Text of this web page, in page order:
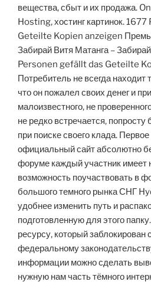
вещества, сбыт и их продажа.
Hosting, хостинг картинок.
Geteilte Kopien anzeigen
Забирай Витя Матанга –
Personen gefällt das Geteilte
Потребитель не всегда находит
что он пожалел своих денег и
малоизвестного, не
не редко встречается,
при поиске своего клада. Первое
официальный сайт абсолютно
форуме каждый участник имеет
возможность поучаствовать в
большого темного рынка СНГ
удобнее изменить путь и
подготовленную для этого
ресурсу, который заблокирован
федеральному
информации можно сделать
нужную нам часть тёмного